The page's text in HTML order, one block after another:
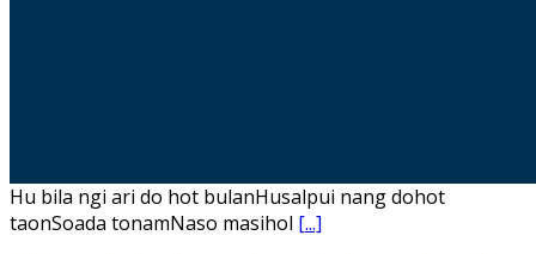
Hu bila ngi ari do hot bulanHusalpui nang dohot
taonSoada tonamNaso masihol [...]